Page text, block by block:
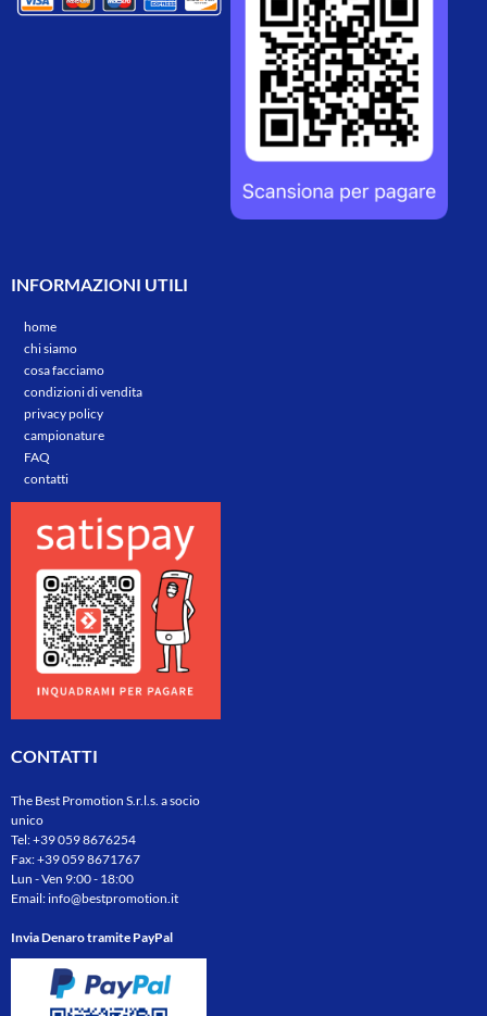
INFORMAZIONI UTILI
home
chi siamo
cosa facciamo
condizioni di vendita
privacy policy
campionature
FAQ
contatti
CONTATTI
The Best Promotion S.r.l.s. a socio
unico
Tel:+39 059 8676254
Fax: +39 059 8671767
Lun - Ven 9:00 - 18:00
Email:info@bestpromotion.it
Invia Denaro tramite PayPal